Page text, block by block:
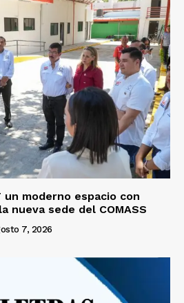
un moderno espacio con
nueva sede del COMASS
7, 2026